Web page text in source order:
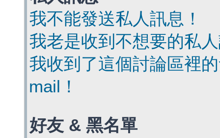
我不能發送私人訊息！
我老是收到不想要的私
我收到了這個討論區裡
mail！
好友 & 黑名單